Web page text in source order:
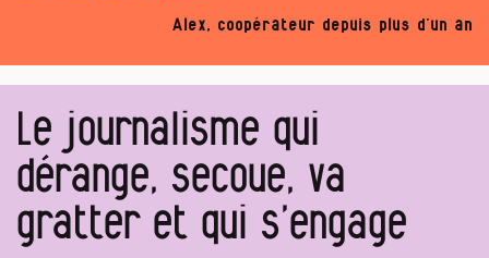
Alex, coopérateur depuis plus d’un an
Le journalisme qui
dérange, secoue, va
gratter et qui s’engage